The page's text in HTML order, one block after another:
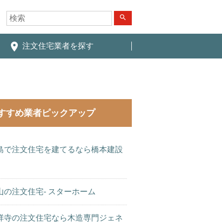
search
place 注文住宅業者を探す
すめ業者ピックアップ
で注文住宅を建てるなら橋本建設
の注文住宅- スターホーム
寺の注文住宅なら木造専門ジェネ